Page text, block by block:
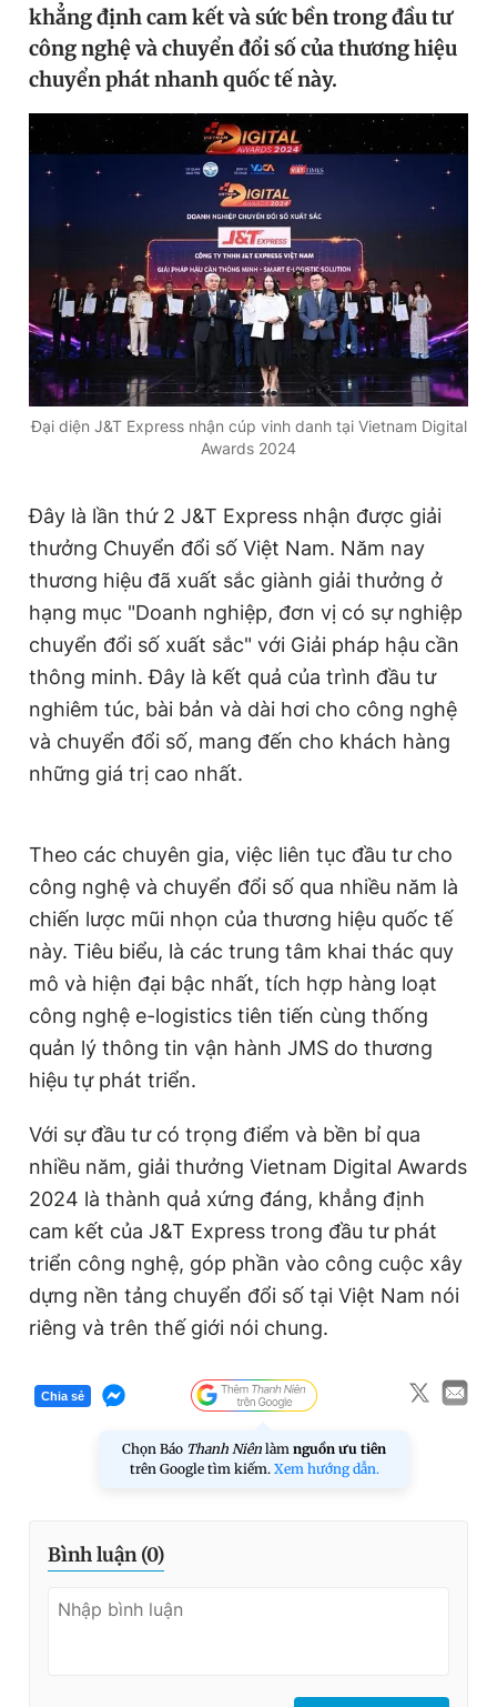
Sản phẩm khác
Tiện ích Bạn cần biết
Thông tin tòa soạn Liên hệ quảng cáo
Đọc Thanh Niên trên điện thoại
Theo dõi báo trên
0906 645 777 0908 780 404
Đặt báo Quảng cáo RSS Tòa soạn Chính sách bảo
Tổng biên tập: Nguyễn Ngọc Toàn
Phó tổng biên tập thường trực: Hải Thành
Phó tổng biên tập: Lâm Hiếu Dũng
Phó tổng biên tập: Trần Việt Hưng
Giấy phép xuất bản số 110/GP - BTTTT cấp ngày 24.3.2020
© 2003-2026 Bản quyền thuộc về Báo Thanh Niên. Cấm sao
chép dưới mọi hình thức nếu không có sự chấp thuận bằng văn
khẳng định cam kết và sức bền trong đầu tư
công nghệ và chuyển đổi số của thương hiệu
chuyển phát nhanh quốc tế này.
Đại diện J&T Express nhận cúp vinh danh tại Vietnam Digital
Awards 2024
Đây là lần thứ 2 J&T Express nhận được giải
thưởng Chuyển đổi số Việt Nam. Năm nay
thương hiệu đã xuất sắc giành giải thưởng ở
hạng mục "Doanh nghiệp, đơn vị có sự nghiệp
chuyển đổi số xuất sắc" với Giải pháp hậu cần
thông minh.Đây là kết quả của trình đầu tư
nghiêm túc, bài bản và dài hơi cho công nghệ
và chuyển đổi số, mang đến cho khách hàng
những giá trị cao nhất.
Theo các chuyên gia, việc liên tục đầu tư cho
công nghệ và chuyển đổi số qua nhiều năm là
chiến lược mũi nhọn của thương hiệu quốc tế
này. Tiêu biểu, là các trung tâm khai thác quy
mô và hiện đại bậc nhất, tích hợp hàng loạt
công nghệ e-logistics tiên tiến cùng thống
quản lý thông tin vận hành JMS do thương
hiệu tự phát triển.
Với sự đầu tư có trọng điểm và bền bỉ qua
nhiều năm, giải thưởng Vietnam Digital Awards
2024 là thành quả xứng đáng, khẳng định
cam kết của J&T Express trong đầu tư phát
triển công nghệ, góp phần vào công cuộc xây
dựng nền tảng chuyển đổi số tại Việt Nam nói
riêng và trên thế giới nói chung.
Chia sẻ
Chọn Báo Thanh Niên làm nguồn ưu tiên
trên Google tìm kiếm. Xem hướng dẫn.
Bình luận (0)